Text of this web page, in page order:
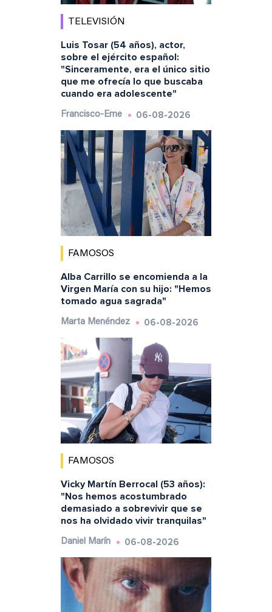
TELEVISIÓN
Luis Tosar (54 años), actor,
sobre el ejército español:
"Sinceramente, era el único sitio
que me ofrecía lo que buscaba
cuando era adolescente"
Francisco-Eme 06-08-2026
FAMOSOS
Alba Carrillo se encomienda a la
Virgen María con su hijo: "Hemos
tomado agua sagrada"
Marta Menéndez 06-08-2026
FAMOSOS
Vicky Martín Berrocal (53 años):
"Nos hemos acostumbrado
demasiado a sobrevivir que se
nos ha olvidado vivir tranquilas"
Daniel Marín 06-08-2026